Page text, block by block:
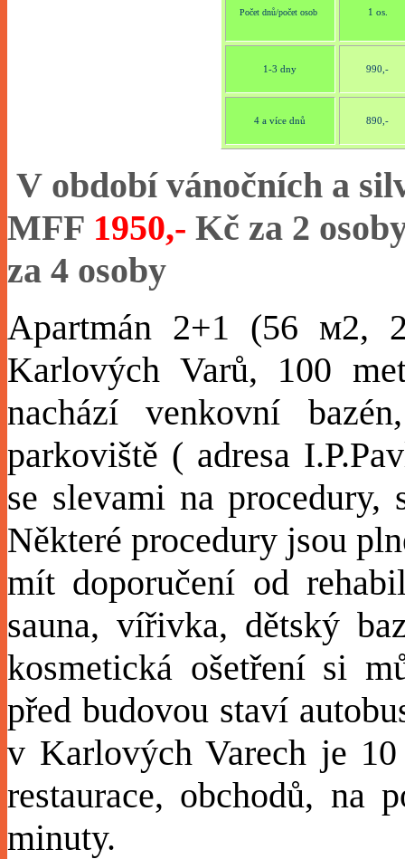
Počet dnů/počet osob 1 os.
1-3 dny 990,-
4 a více dnů 890,-
V období vánočních a
MFF 1950,- Kč za 2
za 4 osoby
Apartmán 2+1 (56 м2,
Karlových Varů, 100
nachází venkovní
parkoviště ( adresa
se slevami na procedury,
Některé procedury jsou
mít doporučení od
sauna, vířivka, dětský
kosmetická ošetření si
před budovou staví
v Karlových Varech je
restaurace, obchodů, na
minuty.